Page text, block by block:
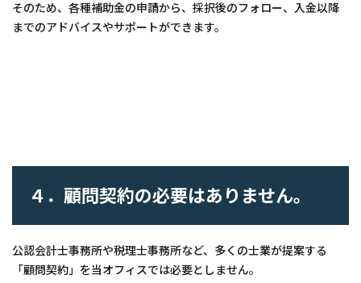
そのため、各種補助金の申請から、採択後のフォロー、入金以降
までのアドバイスやサポートができます。
４．顧問契約の必要はありません。
公認会計士事務所や税理士事務所など、多くの士業が提案する
「顧問契約」を当オフィスでは必要としません。